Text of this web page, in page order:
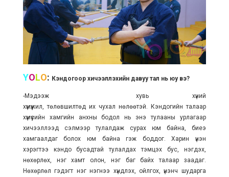
YOLO: Кэндогоор хичээллэхийн давуу тал нь юу вэ?
-Мэдээж хувь хүний
хүмүүжил, төлөвшилтөд их чухал нөлөөтэй. Кэндогийн талаар
хүмүүсийн хамгийн анхны бодол нь энэ тулааны урлагаар
хичээллээд сэлмээр тулалдаж сурах юм байна, биеэ
хамгаалдаг болох юм байна гэж боддог. Харин үнэн
хэрэгтээ кэндо бусадтай тулалдах тэмцэх бус, нэгдэх,
нөхөрлөх, нэг хамт олон, нэг баг байх талаар заадаг.
Нөхөрлөл гэдэгт нэг нэгнээ хүндлэх, ойлгох, үнэнч шударга